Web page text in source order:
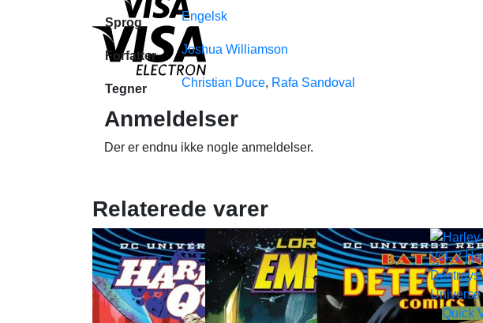
Sprog Engelsk
Forfatter Joshua Williamson
Tegner Christian Duce, Rafa Sandoval
Anmeldelser
Der er endnu ikke nogle anmeldelser.
Relaterede varer
Quick